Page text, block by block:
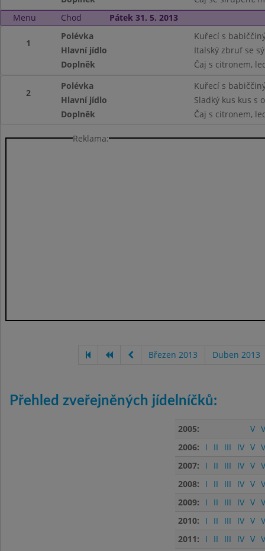
Menu
Chod Pátek 31. 5. 2013
1
Polévka
Kuřecí s
Hlavní jídlo
Italský zbruf se
Doplněk
Čaj s citronem,
2
Polévka
Kuřecí s
Hlavní jídlo
Sladký kus kus s
Doplněk
Čaj s citronem,
Reklama:
Březen 2013 Duben 2013
Přehled zveřejněných jídelníčků:
2005: V
2006:
I II III IV V
2007:
I II III IV V
2008:
I II III IV V
2009:
I II III IV V
2010:
I II III IV V
2011:
I II III IV V